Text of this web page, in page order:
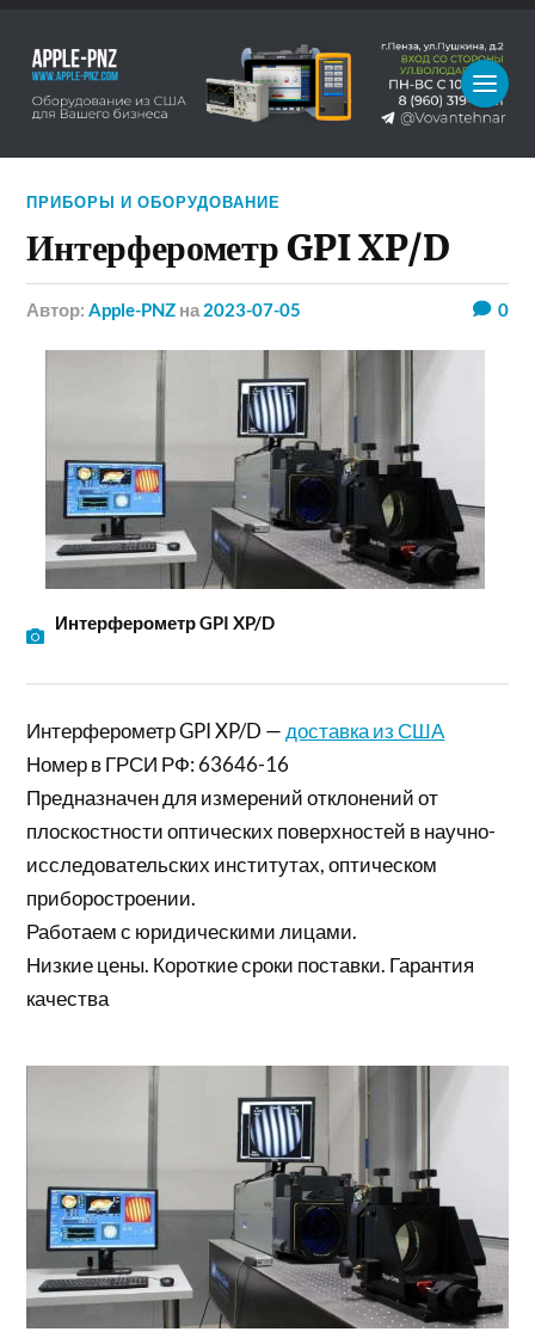
ПРИБОРЫ И ОБОРУДОВАНИЕ
Интерферометр GPI XP/D
Автор:Apple-PNZ на 2023-07-05 0
Интерферометр GPI XP/D
Интерферометр GPI XP/D — доставка из США
Номер в ГРСИ РФ: 63646-16
Предназначен для измерений отклонений от
плоскостности оптических поверхностей в научно-
исследовательских институтах, оптическом
приборостроении.
Работаем с юридическими лицами.
Низкие цены. Короткие сроки поставки. Гарантия
качества